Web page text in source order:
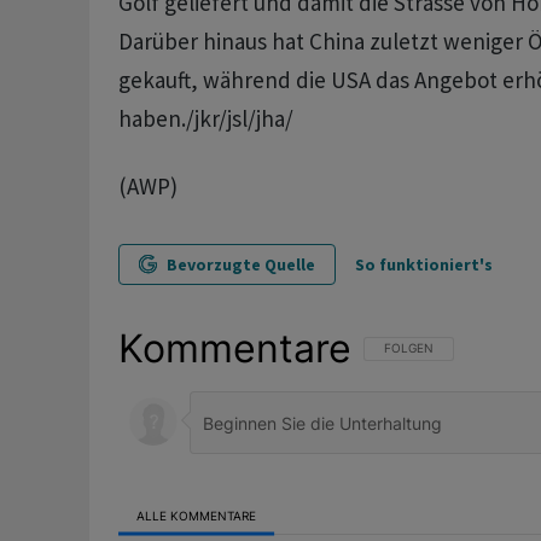
Darüber hinaus hat China zuletzt weniger
gekauft, während die USA das Angebot
haben./jkr/jsl/jha/
(AWP)
Bevorzugte Quelle So funktioniert's
Kommentare FOLGE DIESER
FOLGEN
ALLE KOMMENTARE